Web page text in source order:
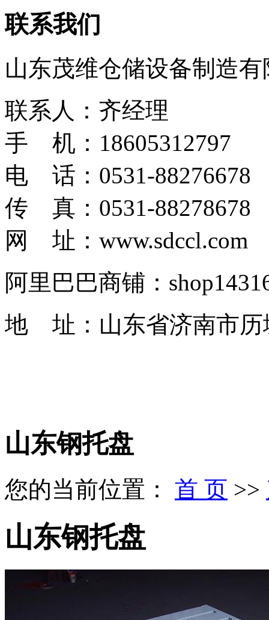
联系我们
山东茂维仓储设备制造
联系人：齐经理
手 机：18605312797
电 话：0531-88276678
传 真：0531-88278678
网 址：www.sdccl.com
阿里巴巴商铺：
地 址：山东省济南市历
山东钢托盘
您的当前位置： 首 页 >>
山东钢托盘